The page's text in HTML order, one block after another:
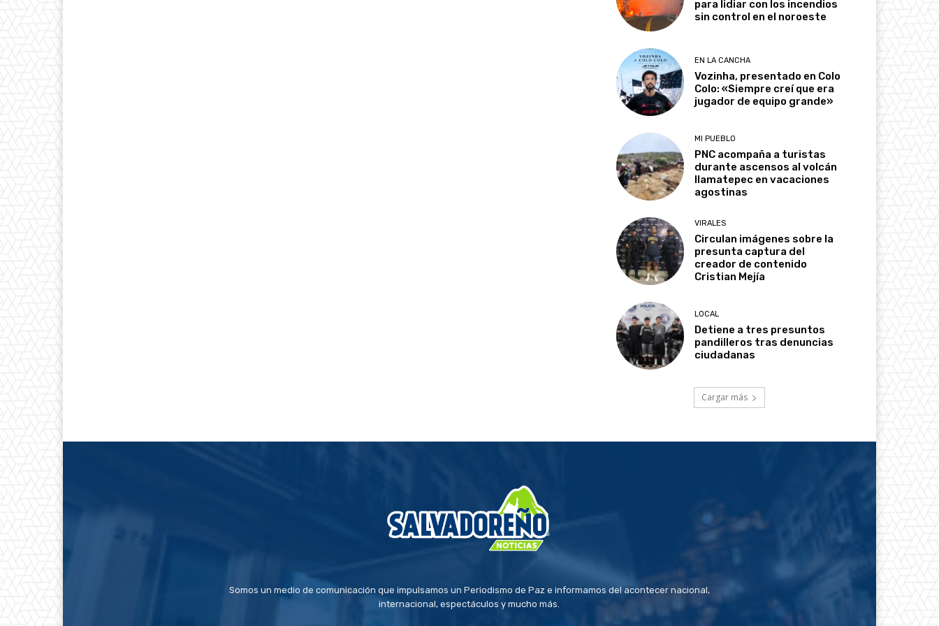
para lidiar con los incendios
sin control en el noroeste
EN LA CANCHA
Vozinha, presentado en Colo
Colo: «Siempre creí que era
jugador de equipo grande»
MI PUEBLO
PNC acompaña a turistas
durante ascensos al volcán
Ilamatepec en vacaciones
agostinas
VIRALES
Circulan imágenes sobre la
presunta captura del
creador de contenido
Cristian Mejía
LOCAL
Detiene a tres presuntos
pandilleros tras denuncias
ciudadanas
Cargar más
Somos un medio de comunicación que impulsamos un Periodismo de Paz e informamos del acontecer nacional,
internacional, espectáculos y mucho más.